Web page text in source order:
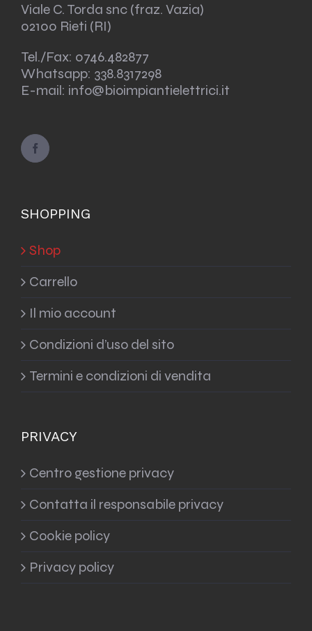
Viale C. Torda snc (fraz. Vazia)
02100 Rieti (RI)
Tel./Fax: 0746.482877
Whatsapp: 338.8317298
E-mail: info@bioimpiantielettrici.it
SHOPPING
Shop
Carrello
Il mio account
Condizioni d’uso del sito
Termini e condizioni di vendita
PRIVACY
Centro gestione privacy
Contatta il responsabile privacy
Cookie policy
Privacy policy